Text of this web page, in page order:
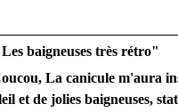
baigneuses très rétro"
La canicule m'aura
et de jolies baigneuses,